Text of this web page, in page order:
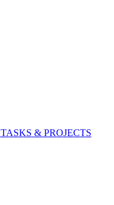
TASKS & PROJECTS